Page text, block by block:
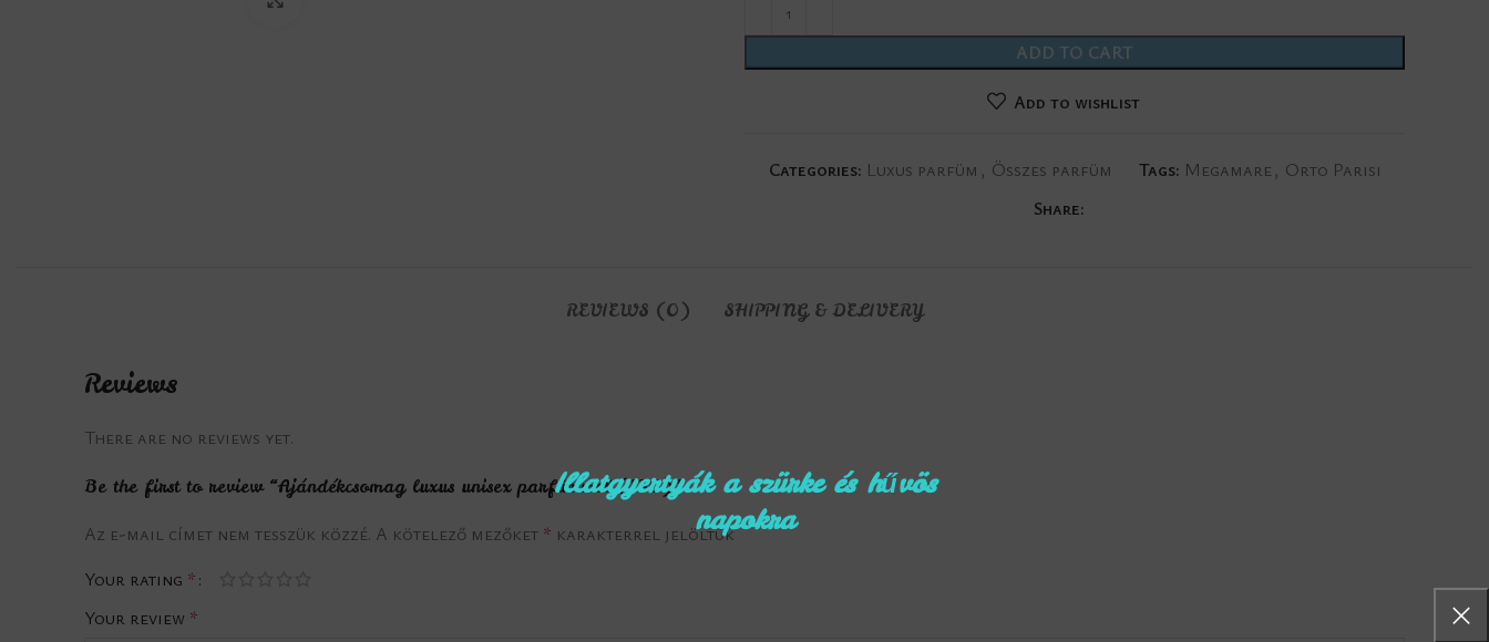
Illatgyertyák a szürke és hűvös
napokra
ADD TO CART
Add to wishlist
Categories: Luxus parfüm , Összes parfüm Tags: Megamare , Orto Parisi
Share:
REVIEWS (0) SHIPPING & DELIVERY
Reviews
There are no reviews yet.
Be the first to review “Ajándékcsomag luxus unisex parfümmel (130)”
Az e-mail címet nem tesszük közzé. A kötelező mezőket * karakterrel jelöltük
Your rating *
Your review *